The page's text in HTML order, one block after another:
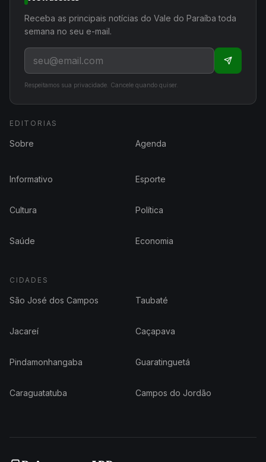
Receba as principais notícias do Vale do Paraíba toda
semana no seu e-mail.
Respeitamos sua privacidade. Cancele quando quiser.
EDITORIAS
Sobre Agenda
Informativo Esporte
Cultura Política
Saúde Economia
CIDADES
São José dos Campos Taubaté
Jacareí Caçapava
Pindamonhangaba Guaratinguetá
Caraguatatuba Campos do Jordão